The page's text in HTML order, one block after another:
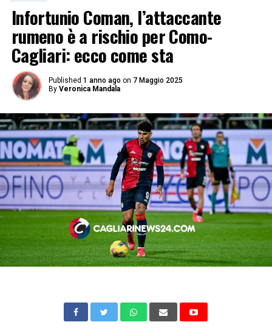
Infortunio Coman, l’attaccante
rumeno è a rischio per Como-
Cagliari: ecco come sta
Published 1 anno ago on 7 Maggio 2025
By Veronica Mandala